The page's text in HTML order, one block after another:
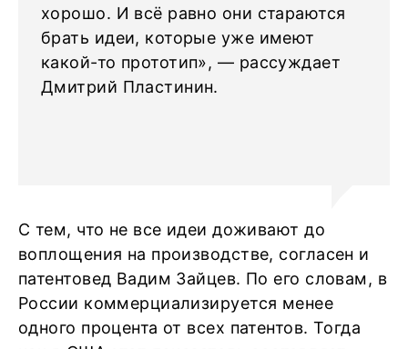
хорошо. И всё равно они стараются
брать идеи, которые уже имеют
какой-то прототип», — рассуждает
Дмитрий Пластинин.
С тем, что не все идеи доживают до
воплощения на производстве, согласен и
патентовед Вадим Зайцев. По его словам, в
России коммерциализируется менее
одного процента от всех патентов. Тогда